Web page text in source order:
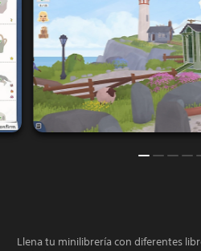
Llena tu minilibrería con diferentes